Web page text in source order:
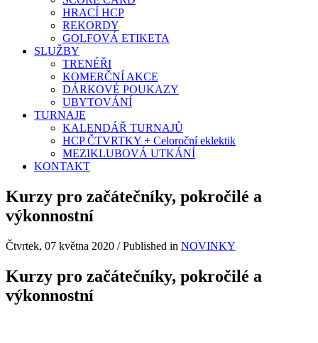
HRACÍ HCP
REKORDY
GOLFOVÁ ETIKETA
SLUŽBY
TRENÉŘI
KOMERČNÍ AKCE
DÁRKOVÉ POUKAZY
UBYTOVÁNÍ
TURNAJE
KALENDÁŘ TURNAJŮ
HCP ČTVRTKY + Celoroční eklektik
MEZIKLUBOVÁ UTKÁNÍ
KONTAKT
Kurzy pro začátečníky, pokročilé a
výkonnostní
Čtvrtek, 07 května 2020 /Published in NOVINKY
Kurzy pro začátečníky, pokročilé a
výkonnostní